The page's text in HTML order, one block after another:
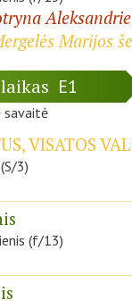
Marijos
E1
savaitė
VISATOS
3)
(f/13)